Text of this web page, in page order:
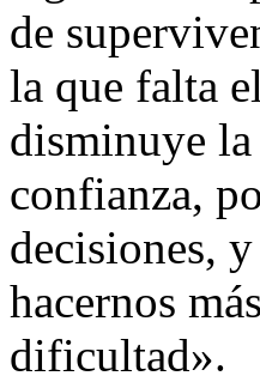
de
la que falta
disminuye
confianza,
decisiones,
hacernos
dificultad».